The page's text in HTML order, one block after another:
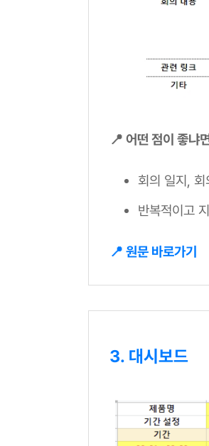
📍 어떤 점이 좋냐
회의 일지,
반복적이고
📍 원문 바로가기
3. 대시보드